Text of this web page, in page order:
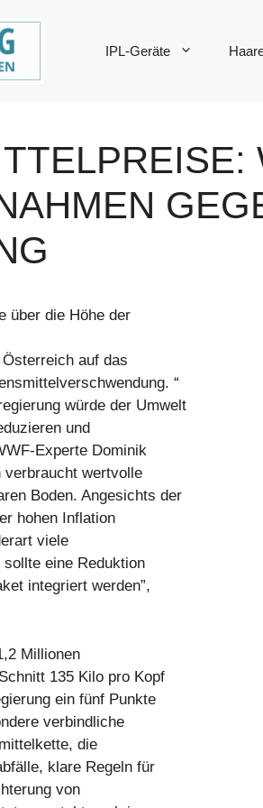
IPL-Geräte
über die Höhe der
auf das
“
würde der Umwelt
und
Experte Dominik
verbraucht wertvolle
Boden. Angesichts der
hohen Inflation
viele
eine Reduktion
integriert werden”,
Millionen
135 Kilo pro Kopf
ein fünf Punkte
verbindliche
die
klare Regeln für
von